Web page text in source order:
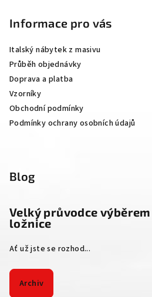
Informace pro vás
Italský nábytek z masivu
Průběh objednávky
Doprava a platba
Vzorníky
Obchodní podmínky
Podmínky ochrany osobních údajů
Blog
Velký průvodce
ložnice
Ať už jste se rozhod...
Archiv